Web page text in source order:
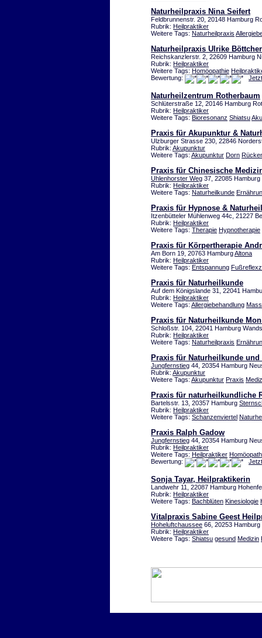
Naturheilpraxis Nina Seifert
Feldbrunnenstr. 20, 20148 Hamburg
Rubrik: Heilpraktiker
Weitere Tags: Naturheilpraxis
Naturheilpraxis Ulrike Böttcher
Reichskanzlerstr. 2, 22609 Hamburg
Rubrik: Heilpraktiker
Weitere Tags: Homöopathie
Bewertung:
Naturheilzentrum Rotherbaum
Schlüterstraße 12, 20146 Hamburg
Rubrik: Heilpraktiker
Weitere Tags: Bioresonanz Shiatsu
Praxis für Akupunktur &
Ulzburger Strasse 230, 22846
Rubrik: Akupunktur
Weitere Tags: Akupunktur Dorn
Praxis für Chinesische
Uhlenhorster Weg 37, 22085
Rubrik: Heilpraktiker
Weitere Tags: Naturheilkunde
Praxis für Hypnose &
Itzenbütteler Mühlenweg 44c, 21227
Rubrik: Heilpraktiker
Weitere Tags: Therapie Hypnotherapie
Praxis für Körpertherapie
Am Born 19, 20763 HamburgAltona
Rubrik: Heilpraktiker
Weitere Tags: Entspannung
Praxis für Naturheilkunde
Auf dem Königslande 31, 22041
Rubrik: Heilpraktiker
Weitere Tags: Allergiebehandlung
Praxis für Naturheilkunde
Schloßstr. 104, 22041 Hamburg
Rubrik: Heilpraktiker
Weitere Tags: Naturheilpraxis
Praxis für Naturheilkunde
Jungfernstieg 44, 20354 Hamburg
Rubrik: Akupunktur
Weitere Tags: Akupunktur Praxis
Praxis für naturheilkundliche
Bartelsstr. 13, 20357 Hamburg
Rubrik: Heilpraktiker
Weitere Tags: Schanzenviertel
Praxis Ralph Gadow
Jungfernstieg 44, 20354 Hamburg
Rubrik: Heilpraktiker
Weitere Tags: Heilpraktiker
Bewertung:
Sonja Tayar, Heilpraktikerin
Landwehr 11, 22087 Hamburg
Rubrik: Heilpraktiker
Weitere Tags: Bachblüten Kinesiologie
Vitalpraxis Sabine Geest
Hoheluftchaussee 66, 20253 Hamburg
Rubrik: Heilpraktiker
Weitere Tags: Shiatsu gesund Medizin